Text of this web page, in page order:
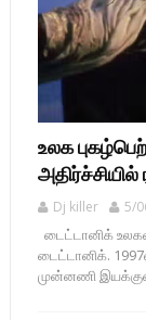
உலக
அதிர்ச்சியில்
Dj killer 5/
டைட்டானிக்
டைட்டானிக்.
முன்னணி